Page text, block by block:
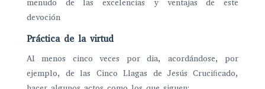
menudo de las excelencias y ventajas de este
devoción
Práctica de la virtud
Al menos cinco veces por dia, acordándose, por
ejemplo, de las Cinco Llagas de Jesús Cruciﬁcado,